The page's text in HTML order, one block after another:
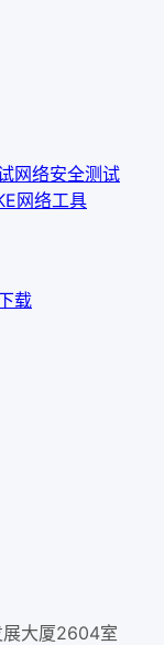
网络安全测试
网络工具
载
大厦2604室